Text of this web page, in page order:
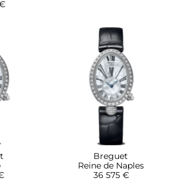
Breguet
Reine de Naples
36 575 €